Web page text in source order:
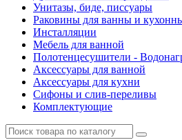
Унитазы, биде, писсуары
Раковины для ванны и
Инсталляции
Мебель для ванной
Полотенцесушители -
Аксессуары для ванной
Аксессуары для кухни
Сифоны и слив-переливы
Комплектующие